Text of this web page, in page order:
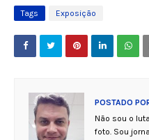
Tags Exposição
POSTADO
Não sou o
foto. Sou